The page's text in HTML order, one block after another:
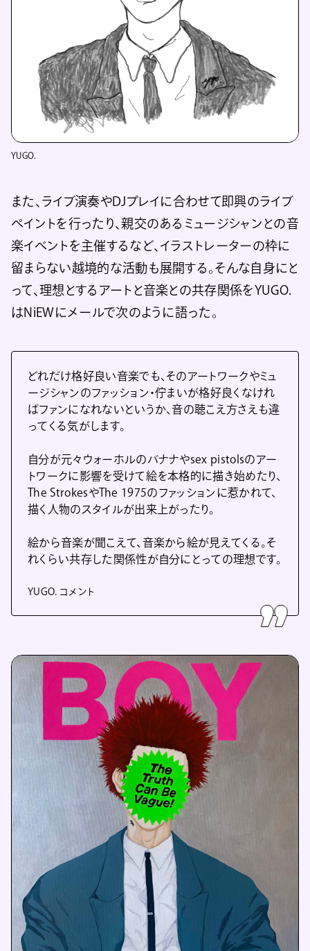
YUGO.
また、ライブ演奏やDJプレイに合わせて即興のライブ
ペイントを行ったり、親交のあるミュージシャンとの音
楽イベントを主催するなど、イラストレーターの枠に
留まらない越境的な活動も展開する。そんな自身にと
って、理想とするアートと音楽との共存関係をYUGO.
はNiEWにメールで次のように語った。
どれだけ格好良い音楽でも、そのアートワークやミュ
ージシャンのファッション・佇まいが格好良くなけれ
ばファンになれないというか、音の聴こえ方さえも違
ってくる気がします。
自分が元々ウォーホルのバナナやsex pistolsのアー
トワークに影響を受けて絵を本格的に描き始めたり、
The StrokesやThe 1975のファッションに惹かれて、
描く人物のスタイルが出来上がったり。
絵から音楽が聞こえて、音楽から絵が見えてくる。そ
れくらい共存した関係性が自分にとっての理想です。
YUGO. コメント